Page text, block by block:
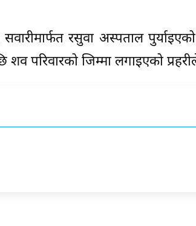
रसुवा अस्पताल
शव परिवारको जिम्मा लगाइएको